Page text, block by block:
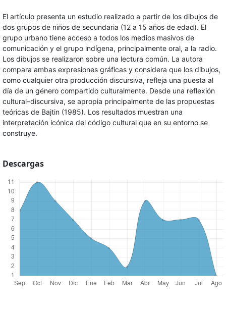
El artículo presenta un estudio realizado a partir de los dibujos de
dos grupos de niños de secundaria (12 a 15 años de edad). El
grupo urbano tiene acceso a todos los medios masivos de
comunicación y el grupo indígena, principalmente oral, a la radio.
Los dibujos se realizaron sobre una lectura común. La autora
compara ambas expresiones gráficas y considera que los dibujos,
como cualquier otra producción discursiva, refleja una puesta al
día de un género compartido culturalmente. Desde una reflexión
cultural–discursiva, se apropia principalmente de las propuestas
teóricas de Bajtin (1985). Los resultados muestran una
interpretación icónica del código cultural que en su entorno se
construye.
Descargas